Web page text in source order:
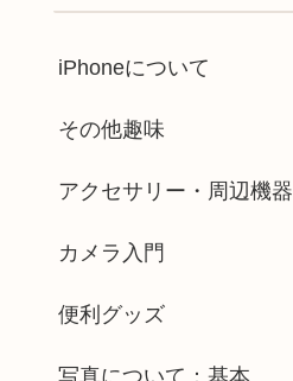
iPhoneについて
その他趣味
アクセサリー・周辺機器
カメラ入門
便利グッズ